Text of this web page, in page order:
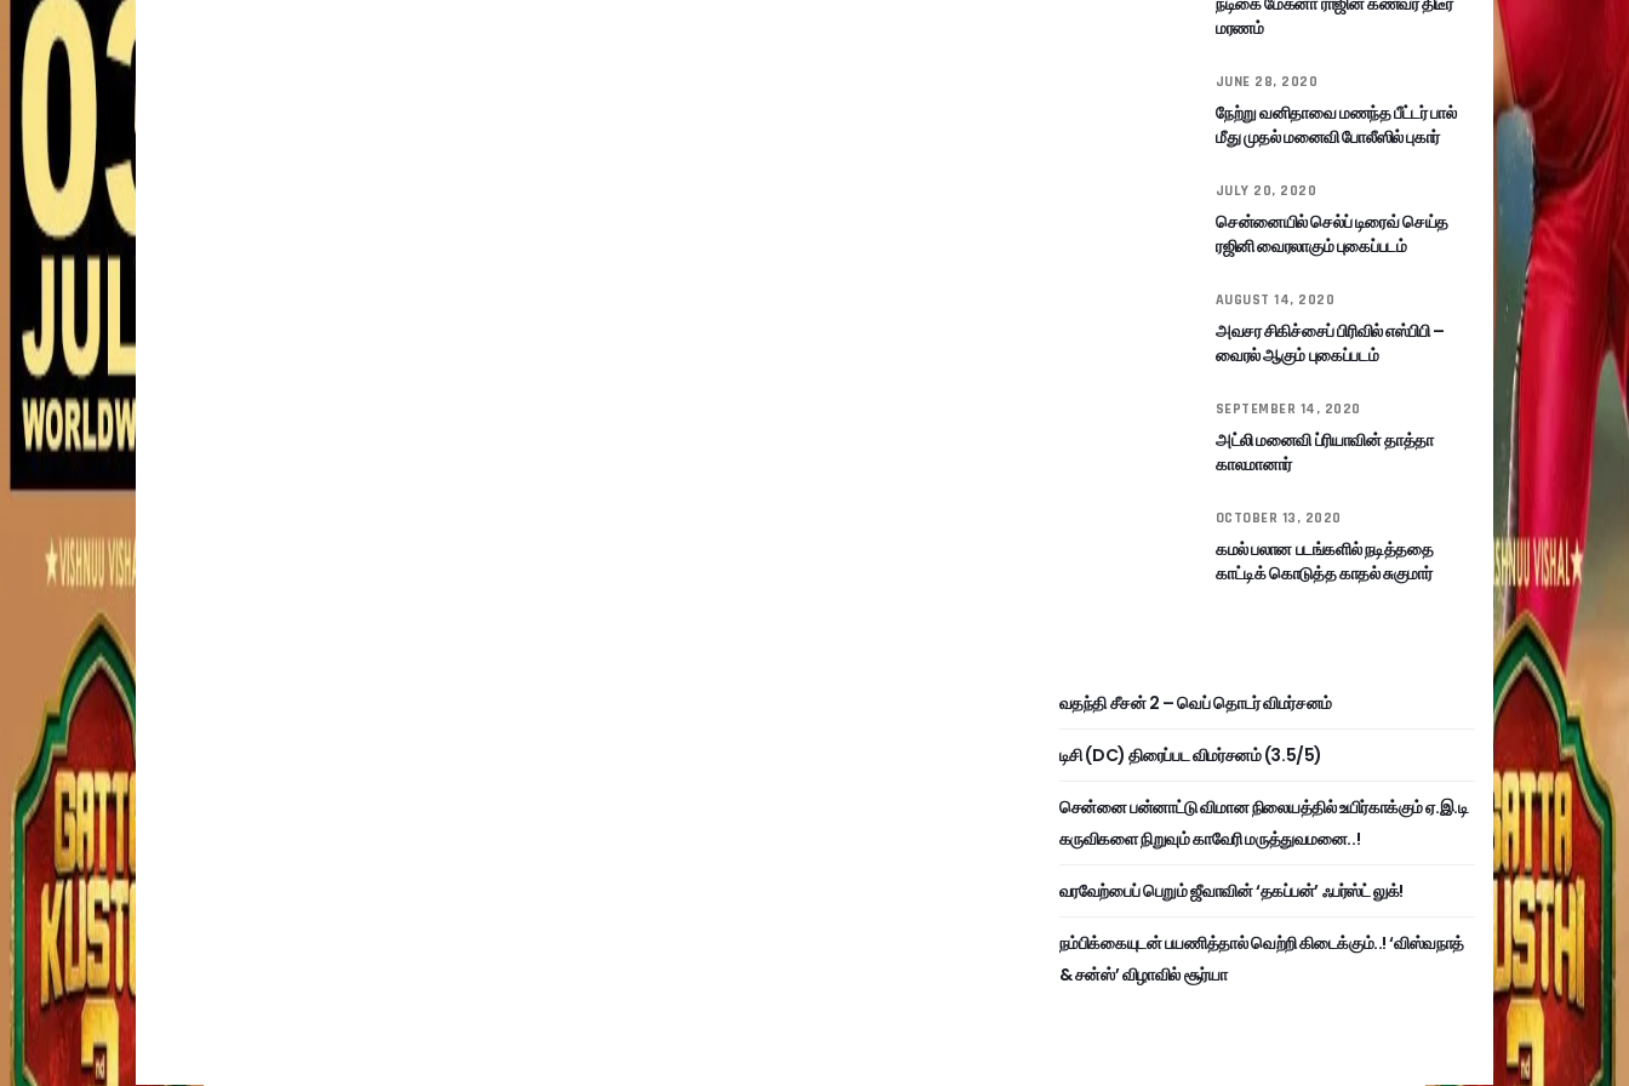
மரணம்
JUNE 28, 2020
நேற்று வனிதாவை மணந்த பீட்டர் பால்
மீது முதல் மனைவி போலீஸில் புகார்
JULY 20, 2020
சென்னையில் செல்ப் டிரைவ் செய்த
ரஜினி வைரலாகும் புகைப்படம்
AUGUST 14, 2020
அவசர சிகிச்சைப் பிரிவில் எஸ்பிபி –
வைரல் ஆகும் புகைப்படம்
SEPTEMBER 14, 2020
அட்லி மனைவி ப்ரியாவின் தாத்தா
காலமானார்
OCTOBER 13, 2020
கமல் பலான படங்களில் நடித்ததை
காட்டிக் கொடுத்த காதல் சுகுமார்
வதந்தி சீசன் 2 – வெப் தொடர் விமர்சனம்
டிசி (DC) திரைப்பட விமர்சனம் (3.5/5)
சென்னை பன்னாட்டு விமான நிலையத்தில் உயிர்காக்கும் ஏ.இ.டி
கருவிகளை நிறுவும் காவேரி மருத்துவமனை..!
வரவேற்பைப் பெறும் ஜீவாவின் ‘தகப்பன்’ ஃபர்ஸ்ட் லுக்!
நம்பிக்கையுடன் பயணித்தால் வெற்றி கிடைக்கும்..! ‘விஸ்வநாத்
& சன்ஸ்’ விழாவில் சூர்யா